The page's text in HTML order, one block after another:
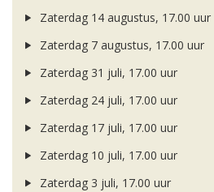
Zaterdag 14 augustus, 17.00 uur
Zaterdag 7 augustus, 17.00 uur
Zaterdag 31 juli, 17.00 uur
Zaterdag 24 juli, 17.00 uur
Zaterdag 17 juli, 17.00 uur
Zaterdag 10 juli, 17.00 uur
Zaterdag 3 juli, 17.00 uur